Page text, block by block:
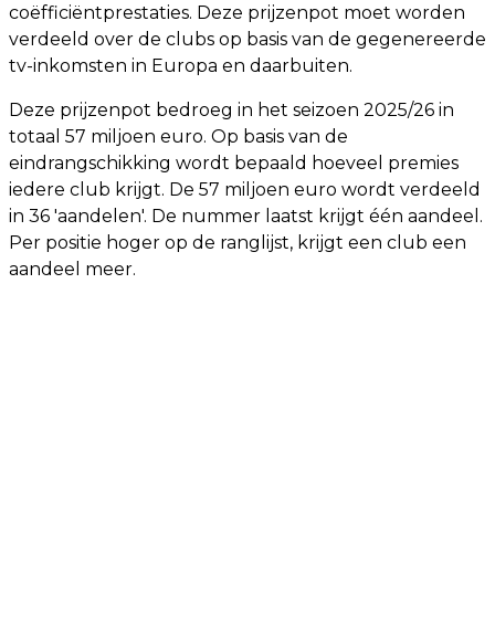
coëfficiëntprestaties. Deze prijzenpot moet worden
verdeeld over de clubs op basis van de gegenereerde
tv-inkomsten in Europa en daarbuiten.
Deze prijzenpot bedroeg in het seizoen 2025/26 in
totaal 57 miljoen euro. Op basis van de
eindrangschikking wordt bepaald hoeveel premies
iedere club krijgt. De 57 miljoen euro wordt verdeeld
in 36 'aandelen'. De nummer laatst krijgt één aandeel.
Per positie hoger op de ranglijst, krijgt een club een
aandeel meer.